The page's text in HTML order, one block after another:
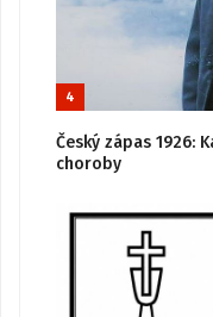
4
Český zápas 1926:
choroby